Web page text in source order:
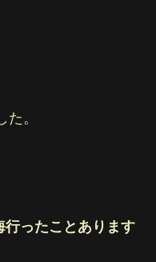
。
ったことあります